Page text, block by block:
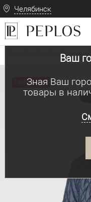
Челябинск
Ваш
Зная Ваш
товары в
Мужская одежда:
Распродажа